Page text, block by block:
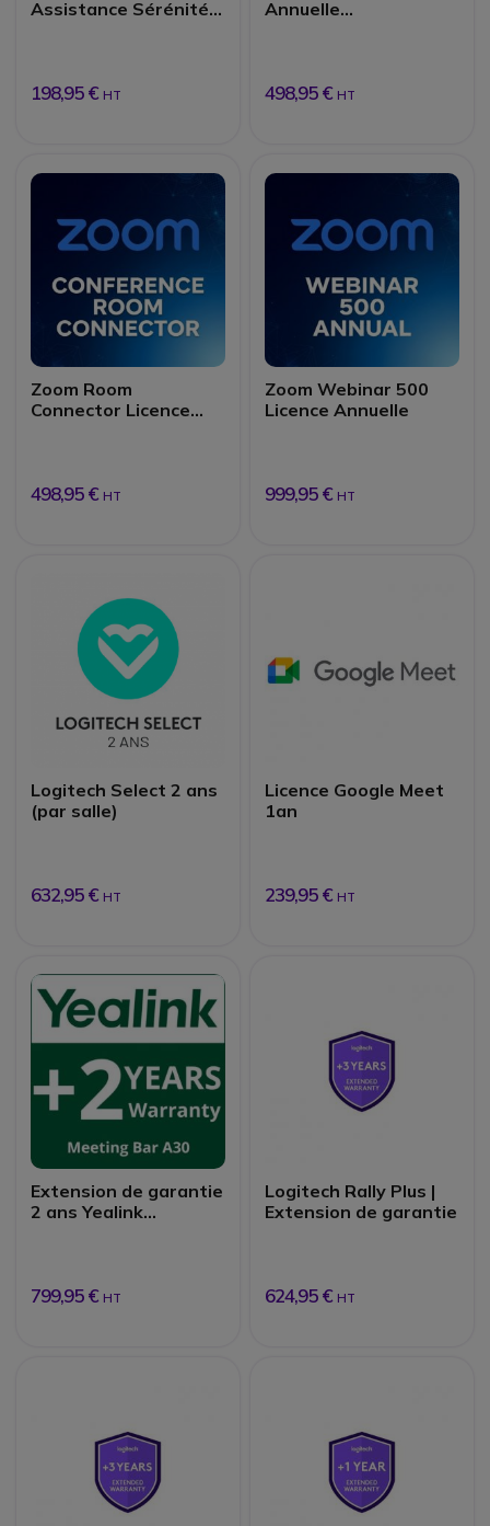
Assistance Sérénité 1
198,95 € HT
Annuelle
498,95 € HT
Zoom Room
Connector Licence
498,95 € HT
Zoom Webinar 500
Licence Annuelle
999,95 € HT
Logitech Select 2 ans
(par salle)
632,95 € HT
Licence Google Meet
1an
239,95 € HT
Extension de garantie
2 ans Yealink
799,95 € HT
Logitech Rally Plus |
Extension de garantie
624,95 € HT